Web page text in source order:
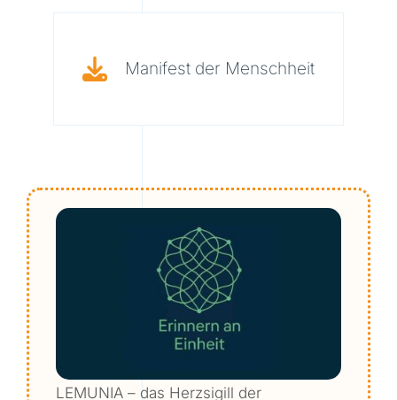
Manifest der Menschheit
LEMUNIA – das Herzsigill der